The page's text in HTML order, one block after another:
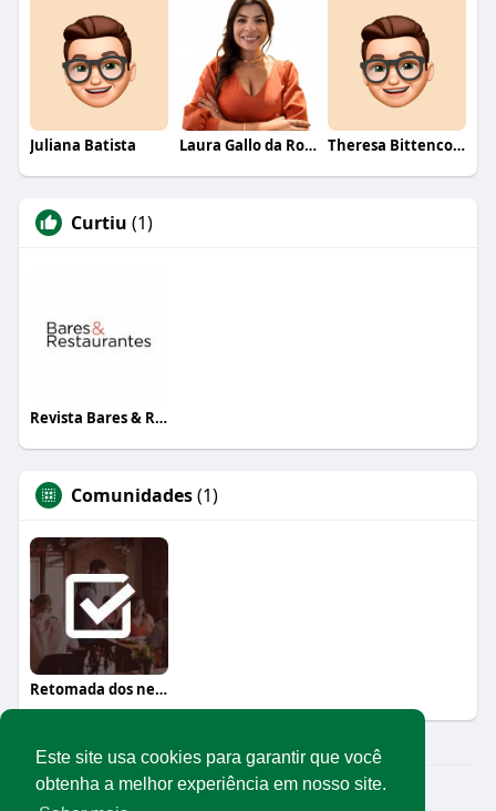
Este site usa cookies para garantir que você
obtenha a melhor experiência em nosso site.
Juliana Batista Laura Gallo da Rosa Theresa Bittencourt
Curtiu (1)
Revista Bares & Restaurantes
Comunidades(1)
Retomada dos negócios
© 2026 Rede Abrasel